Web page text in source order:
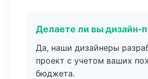
Делаете ли вы дизайн-
Да, наши дизайнеры
проект с учетом ваших
бюджета.